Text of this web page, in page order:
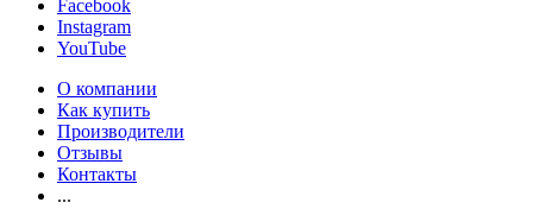
Facebook
Instagram
YouTube
О компании
Как купить
Производители
Отзывы
Контакты
...